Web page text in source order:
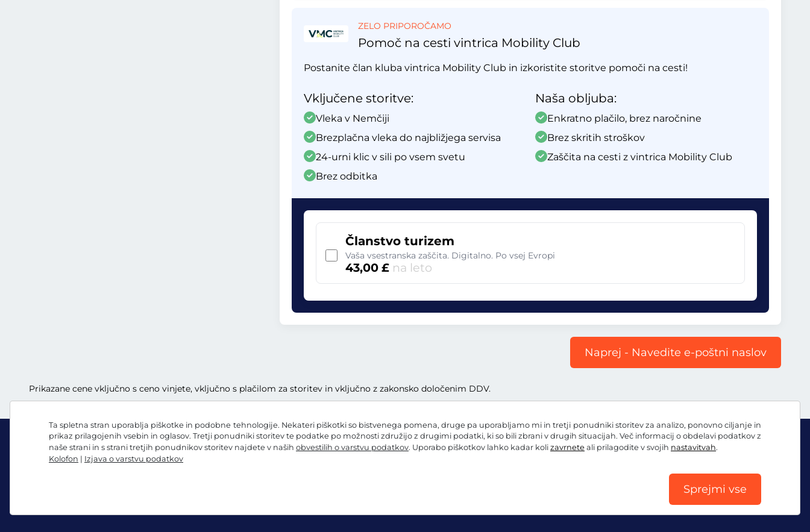
Ta spletna stran uporablja piškotke in podobne tehnologije. Nekateri piškotki so bistvenega pomena, druge pa uporabljamo mi in tretji ponudniki storitev za analizo, ponovno ciljanje in
prikaz prilagojenih vsebin in oglasov. Tretji ponudniki storitev te podatke po možnosti združijo z drugimi podatki, ki so bili zbrani v drugih situacijah. Več informacij o obdelavi podatkov z
naše strani in s strani tretjih ponudnikov storitev najdete v naših obvestilih o varstvu podatkov. Uporabo piškotkov lahko kadar koli zavrnete ali prilagodite v svojih nastavitvah.
Kolofon | Izjava o varstvu podatkov
Sprejmi vse
ZELO PRIPOROČAMO
Pomoč na cesti vintrica Mobility Club
Postanite član kluba vintrica Mobility Club in izkoristite storitve pomoči na cesti!
Vključene storitve:
Vleka v Nemčiji
Brezplačna vleka do najbližjega servisa
24-urni klic v sili po vsem svetu
Brez odbitka
Naša obljuba:
Enkratno plačilo, brez naročnine
Brez skritih stroškov
Zaščita na cesti z vintrica Mobility Club
Članstvo turizem
Vaša vsestranska zaščita. Digitalno. Po vsej Evropi
43,00 £ na leto
Naprej - Navedite e-poštni naslov
Prikazane cene vključno s ceno vinjete, vključno s plačilom za storitev in vključno z zakonsko določenim DDV.